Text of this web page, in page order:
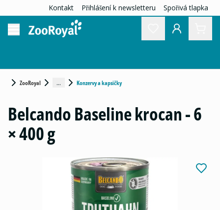
Kontakt Přihlášení k newsletteru Spořivá tlapka
ZooRoyal ... Konzervy a kapsičky
Belcando Baseline krocan - 6
× 400 g